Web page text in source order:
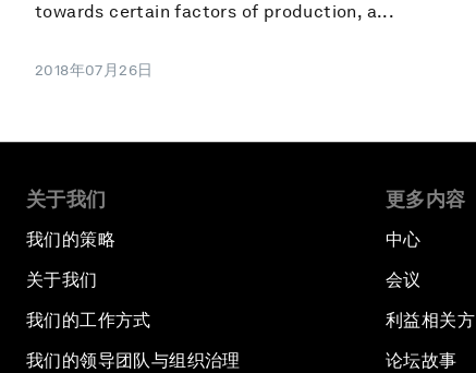
towards certain factors of production, a...
2018年07月26日
关于我们
我们的策略
关于我们
我们的工作方式
我们的领导团队与组织治理
更多内容
中心
会议
利益相关方
论坛故事